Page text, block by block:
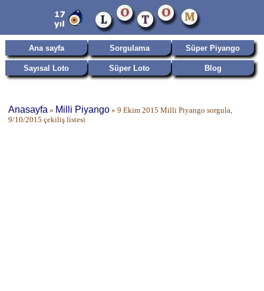
Ana sayfa Sorgulama Süper Piyango
Sayısal Loto Süper Loto Blog
Anasayfa » Milli Piyango» 9 Ekim 2015 Milli Piyango sorgula,
9/10/2015 çekiliş listesi